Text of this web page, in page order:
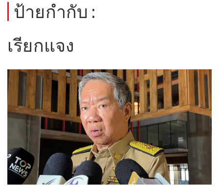
ป้ายกำกับ :
เรียกแจง